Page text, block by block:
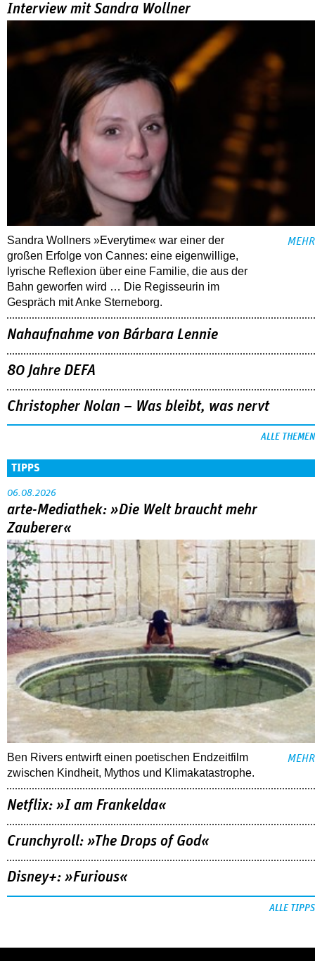
Interview mit Sandra Wollner
Sandra Wollners »Everytime« war einer der
großen Erfolge von Cannes: eine eigenwillige,
lyrische Reflexion über eine ­Familie, die aus der
Bahn geworfen wird … Die Regisseurin im
Gespräch mit Anke Sterneborg.
MEHR
Nahaufnahme von Bárbara Lennie
80 Jahre DEFA
Christopher Nolan – Was bleibt, was nervt
ALLE THEMEN
TIPPS
06.08.2026
arte-Mediathek: »Die Welt braucht mehr
Zauberer«
Ben Rivers entwirft einen poetischen Endzeitfilm
zwischen Kindheit, Mythos und Klimakatastrophe.
MEHR
Netflix: »I am Frankelda«
Crunchyroll: »The Drops of God«
Disney+: »Furious«
ALLE TIPPS